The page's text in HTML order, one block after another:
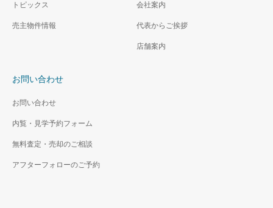
トピックス
売主物件情報
会社案内
代表からご挨拶
店舗案内
お問い合わせ
お問い合わせ
内覧・見学予約フォーム
無料査定・売却のご相談
アフターフォローのご予約